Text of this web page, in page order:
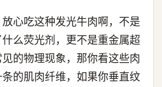
心吃这种发光牛肉啊，不是
么荧光剂，更不是重金属超
的物理现象，那你看这些肉
的肌肉纤维，如果你垂直纹